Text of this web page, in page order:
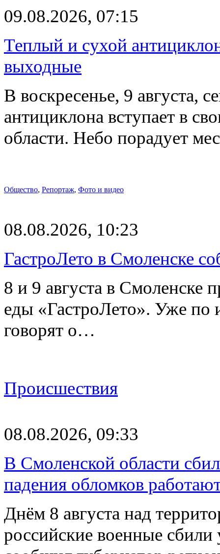
09.08.2026, 07:15
Теплый и сухой
выходные
В воскресенье, 9 августа,
антициклона вступает в
области. Небо порадует
Общество, Репортаж, Фото и видео
08.08.2026, 10:23
ГастроЛето в Смоленске
8 и 9 августа в Смоленске
еды «ГастроЛето». Уже по
говорят о…
Происшествия
08.08.2026, 09:33
В Смоленской области
падения обломков
Днём 8 августа над
российские военные